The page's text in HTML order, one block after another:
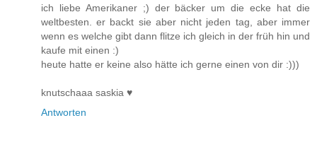
ich liebe Amerikaner ;) der bäcker um die ecke hat die
weltbesten. er backt sie aber nicht jeden tag, aber immer
wenn es welche gibt dann flitze ich gleich in der früh hin und
kaufe mit einen :)
heute hatte er keine also hätte ich gerne einen von dir :)))
knutschaaa saskia ♥
Antworten